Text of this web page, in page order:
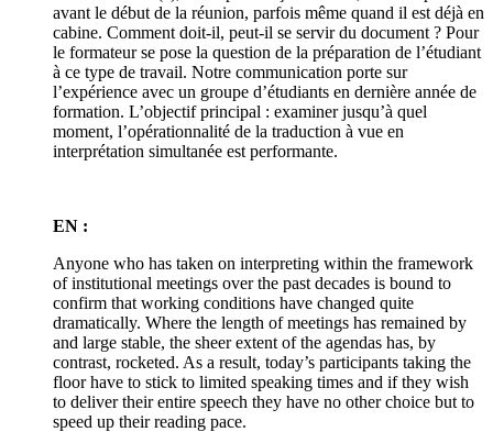
avant le début de la réunion, parfois même quand il est déjà en
cabine. Comment doit-il, peut-il se servir du document ? Pour
le formateur se pose la question de la préparation de l’étudiant
à ce type de travail. Notre communication porte sur
l’expérience avec un groupe d’étudiants en dernière année de
formation. L’objectif principal : examiner jusqu’à quel
moment, l’opérationnalité de la traduction à vue en
interprétation simultanée est performante.
EN :
Anyone who has taken on interpreting within the framework
of institutional meetings over the past decades is bound to
confirm that working conditions have changed quite
dramatically. Where the length of meetings has remained by
and large stable, the sheer extent of the agendas has, by
contrast, rocketed. As a result, today’s participants taking the
floor have to stick to limited speaking times and if they wish
to deliver their entire speech they have no other choice but to
speed up their reading pace.